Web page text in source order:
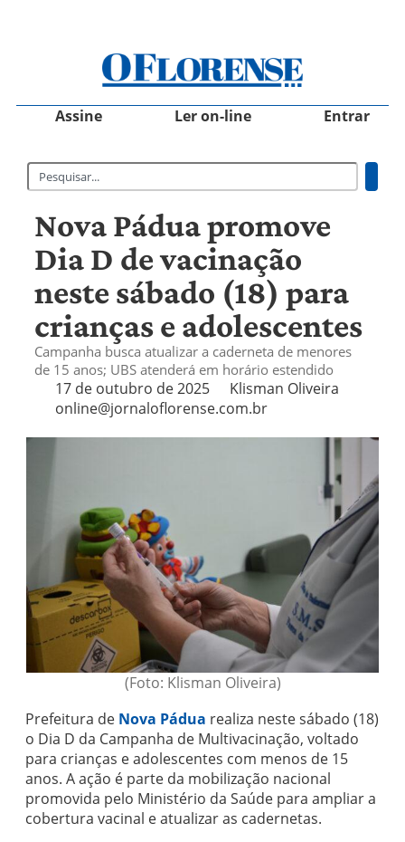
Assine Ler on-line Entrar
Nova Pádua promove
Dia D de vacinação
neste sábado (18) para
crianças e adolescentes
Campanha busca atualizar a caderneta de menores
de 15 anos; UBS atenderá em horário estendido
17 de outubro de 2025
Klisman Oliveira
online@jornaloflorense.com.br
(Foto: Klisman Oliveira)
Prefeitura de Nova Pádua realiza neste sábado (18)
o Dia D da Campanha de Multivacinação, voltado
para crianças e adolescentes com menos de 15
anos. A ação é parte da mobilização nacional
promovida pelo Ministério da Saúde para ampliar a
cobertura vacinal e atualizar as cadernetas.